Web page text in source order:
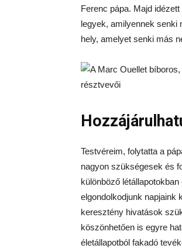
Ferenc pápa. Majd
legyek, amilyennek senki
hely, amelyet senki más
Testvéreim, folytatta a
nagyon szükségesek és
különböző
elgondolkodjunk napjaink
keresztény hivatások
köszönhetően is egyre
életállapotból fakadó